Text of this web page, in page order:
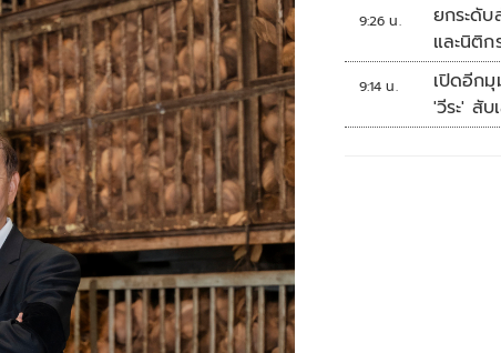
9:26 น.
ยกระดั
และนิติก
9:14 น.
เปิดอีก
'วีระ' สับ